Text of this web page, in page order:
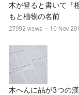
木が登ると書いて「
もと植物の名前
27992 views 10 Nov
木へんに品が3つの